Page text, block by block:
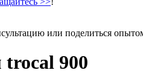
или поделиться
900